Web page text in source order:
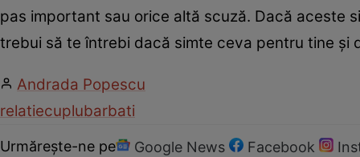
pas important sau orice altă scuză. Dacă aceste
trebui să te întrebi dacă simte ceva pentru tine şi
Andrada Popescu
relatiecuplubarbati
Urmărește-ne pe Google News Facebook